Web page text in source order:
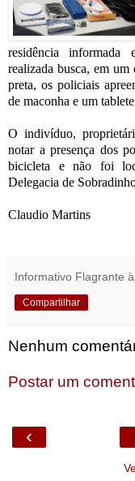
residência
realizada busca, em
preta, os policiais
de maconha e um
O indivíduo,
notar a presença dos
bicicleta e não foi
Delegacia de
Claudio Martins
Informativo Flagrante
Compartilhar
Nenhum
Postar um
‹